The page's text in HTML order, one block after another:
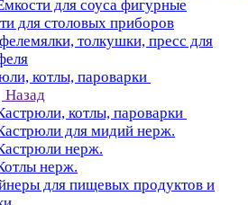
для соуса фигурные
для столовых приборов
толкушки, пресс для
котлы, пароварки
Назад
котлы, пароварки
для мидий нерж.
нерж.
нерж.
для пищевых продуктов и